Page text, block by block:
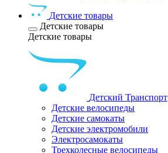
Детские товары
Детские товары
Детские товары
Детский Транспорт
Детские велосипеды
Детские самокаты
Детские электромобили
Электросамокаты
Трехколесные велосипеды